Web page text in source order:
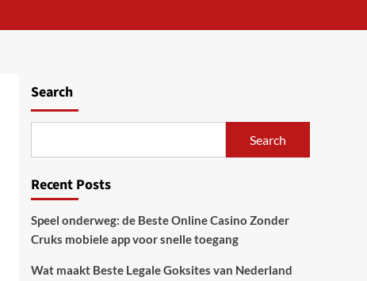
Search
Search
Recent Posts
Speel onderweg: de Beste Online Casino Zonder
Cruks mobiele app voor snelle toegang
Wat maakt Beste Legale Goksites van Nederland